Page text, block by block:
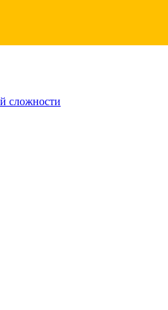
сложности